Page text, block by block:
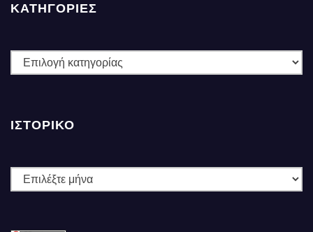
ΚΑΤΗΓΟΡΙΕΣ
ΚΑΤΗΓΟΡΙΕΣ
ΙΣΤΟΡΙΚΌ
Ιστορικό